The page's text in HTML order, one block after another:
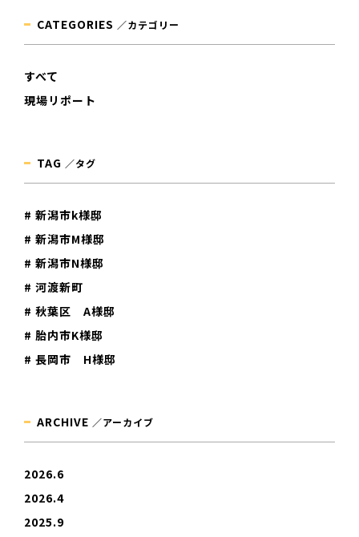
CATEGORIES ／カテゴリー
すべて
現場リポート
TAG ／タグ
# 新潟市k様邸
# 新潟市M様邸
# 新潟市N様邸
# 河渡新町
# 秋葉区 A様邸
# 胎内市K様邸
# 長岡市 H様邸
ARCHIVE ／アーカイブ
2026.6
2026.4
2025.9